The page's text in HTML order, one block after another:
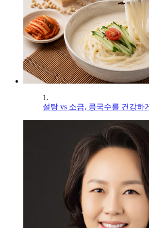
1.
설탕 vs 소금, 콩국수를 건강하